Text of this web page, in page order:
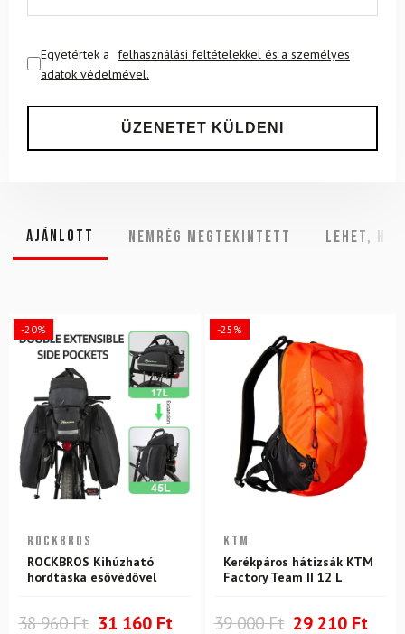
Egyetértek a felhasználási feltételekkel és a személyes
adatok védelmével.
Ajánlott NEMRÉG MEGTEKINTETT Lehet,
-20%
ROCKBROS
ROCKBROS Kihúzható
hordtáska esővédővel
38 960 Ft 31 160 Ft
-25%
KTM
Kerékpáros hátizsák KTM
Factory Team II 12 L
39 000 Ft 29 210 Ft